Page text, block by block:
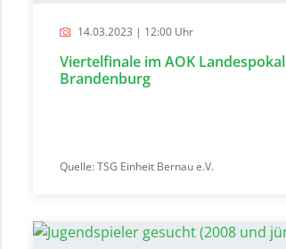
14.03.2023 | 12:00 Uhr
Viertelfinale im AOK Landespokal
Brandenburg
Quelle: TSG Einheit Bernau e.V.